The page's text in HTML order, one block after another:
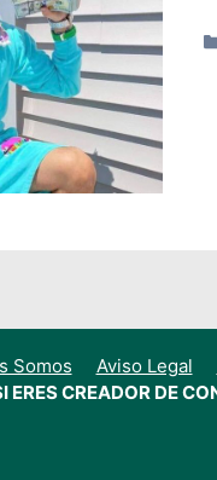
Somos Aviso Legal
ERES CREADOR DE